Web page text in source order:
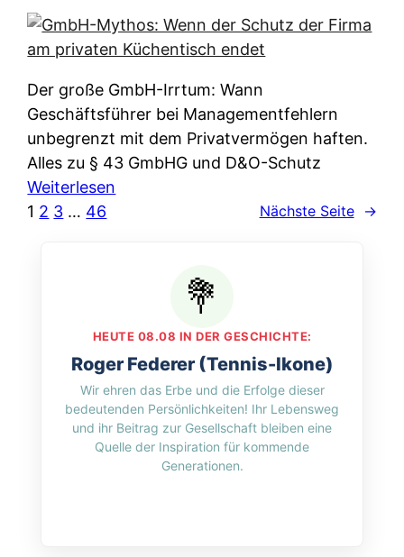
i
c
h
e
t
n
w
i
r
n
w
l
c
h
e
n
r
n
f
u
n
r
k
l
ä
u
&
O
n
l
Der große GmbH-Irrtum: Wann
Geschäftsführer bei Managementfehlern
unbegrenzt mit dem Privatvermögen haften.
Alles zu § 43 GmbHG und D&O-Schutz
Weiterlesen
M
y
h
o
s
1 2 3 … 46 Nächste Seite →
HEUTE 08.08 IN DER GESCHICHTE:
Roger Federer (Tennis-Ikone)
Wir ehren das Erbe und die Erfolge dieser
bedeutenden Persönlichkeiten! Ihr Lebensweg
und ihr Beitrag zur Gesellschaft bleiben eine
Quelle der Inspiration für kommende
Generationen.